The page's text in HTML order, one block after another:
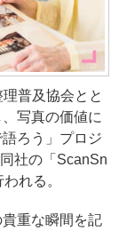
普及協会とと
写真の価値に
ろう」プロジ
社の「ScanSn
れる。
重な瞬間を記